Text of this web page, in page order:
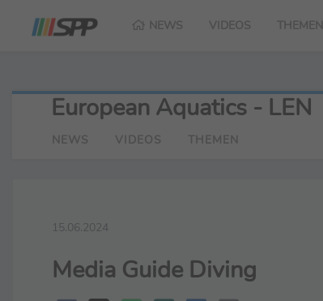
NEWS VIDEOS THEMEN
European Aquatics - LEN
NEWS VIDEOS THEMEN
15.06.2024
Media Guide Diving